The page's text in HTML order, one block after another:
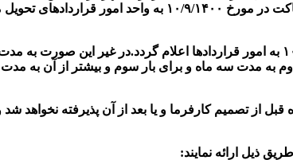
مبلغ ۱.۵۰۰.۰۰۰ ریال (غیر قابل استرداد) به حساب سیبا ۰۱۰۵۲۹۳۴۸۲۰۰۰ نزد بانک ملی شعبه شهرداری تسلیم
۲- چنانچه پس از دریافت اسناد، از شرکت در مناقصه انصراف حاصل شود مراتب باید کتباً و با دلیل مستدل تا تاریخ ۱۰/۹/۱۴۰۰ به امور
به مدت سه ماه و برای بار سوم و بیشتر از آن به مدت
از تصمیم کارفرما و یا بعد از آن پذیرفته نخواهد شد
ذیل ارائه نمایند: